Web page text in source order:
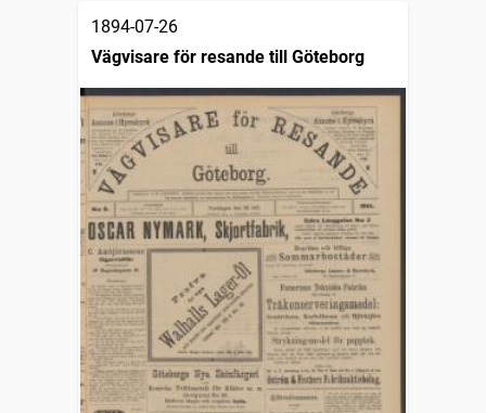
1894-07-26
Vägvisare för resande till Göteborg